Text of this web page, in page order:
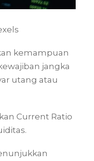
kemampuan
jangka
utang atau
Current Ratio